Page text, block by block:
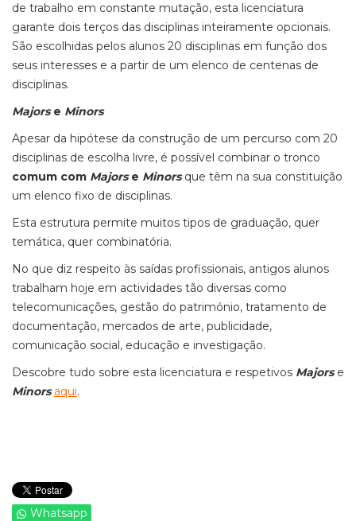
de trabalho em constante mutação, esta licenciatura
garante dois terços das disciplinas inteiramente opcionais.
São escolhidas pelos alunos 20 disciplinas em função dos
seus interesses e a partir de um elenco de centenas de
disciplinas.
Majorse Minors
Apesar da hipótese da construção de um percurso com 20
disciplinas de escolha livre, é possível combinar o tronco
comum com Majorse Minorsque têm na sua constituição
um elenco fixo de disciplinas.
Esta estrutura permite muitos tipos de graduação, quer
temática, quer combinatória.
No que diz respeito às saídas profissionais, antigos alunos
trabalham hoje em actividades tão diversas como
telecomunicações, gestão do património, tratamento de
documentação, mercados de arte, publicidade,
comunicação social, educação e investigação.
Descobre tudo sobre esta licenciatura e respetivos Majorse
Minors aqui.
Whatsapp